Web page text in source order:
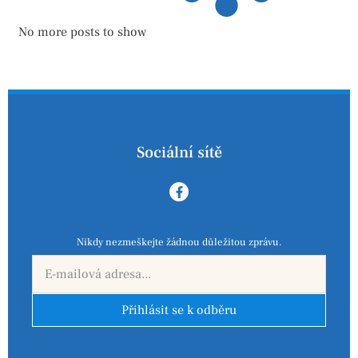
No more posts to show
Sociální sítě
Nikdy nezmeškejte žádnou důležitou zprávu.
Přihlásit se k odběru